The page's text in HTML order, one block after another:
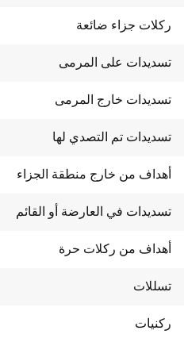
ركلات جزاء ضائعة
تسديدات على المرمى
تسديدات خارج المرمى
تسديدات تم التصدي لها
أهداف من خارج منطقة الجزاء
تسديدات في العارضة أو القائم
أهداف من ركلات حرة
تسللات
ركنيات